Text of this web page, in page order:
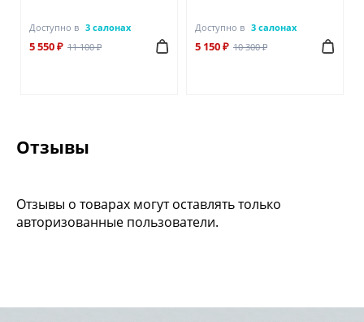
Доступно в 3 салонах
5 550 ₽ 11 100 ₽
Доступно в 3 салонах
5 150 ₽ 10 300 ₽
Отзывы
Отзывы о товарах могут оставлять только
авторизованные пользователи.